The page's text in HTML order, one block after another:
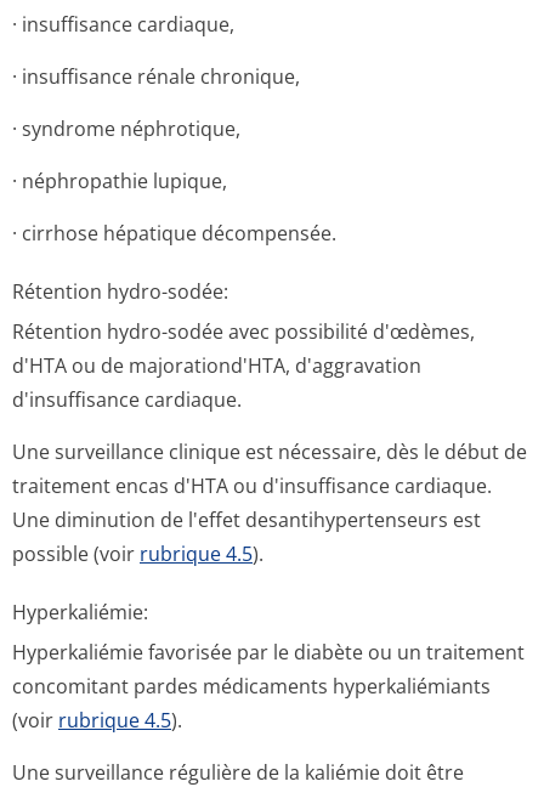
· insuffisance cardiaque,
· insuffisance rénale chronique,
· syndrome néphrotique,
· néphropathie lupique,
· cirrhose hépatique décompensée.
Rétention hydro-sodée:
Rétention hydro-sodée avec possibilité d'œdèmes,
d'HTA ou de majorationd'HTA, d'aggravation
d'insuffisance cardiaque.
Une surveillance clinique est nécessaire, dès le début de
traitement encas d'HTA ou d'insuffisance cardiaque.
Une diminution de l'effet desantihyperten­seurs est
possible (voir rubrique 4.5).
Hyperkaliémie:
Hyperkaliémie favorisée par le diabète ou un traitement
concomitant pardes médicaments hyperkaliémiants
(voir rubrique 4.5).
Une surveillance régulière de la kaliémie doit être